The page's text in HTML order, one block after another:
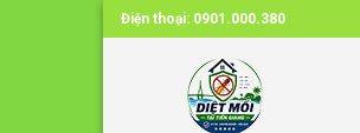
Skip
to
Điện thoại: 0901.000.380